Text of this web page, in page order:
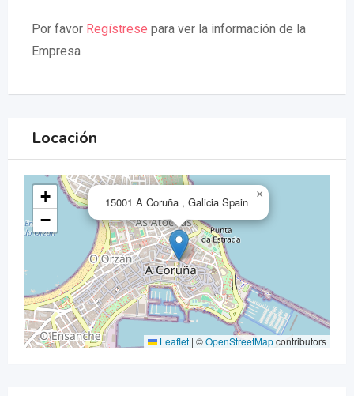
Por favor Regístrese para ver la información de la
Empresa
Locación
15001 A Coruña , Galicia Spain
×
+
−
Leaflet | ©OpenStreetMapcontributors